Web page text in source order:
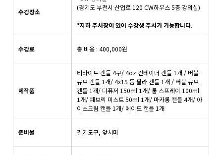
수강장소
(경기도 부천시 산업로 120 CW하우스 5층 강의실)
*지하 주차장이 있어 수강생 주차가 가능합니다.
수강료 총 비용 : 400,000원
제작품
티라이트 캔들 4구/ 4oz 컨테이너 캔들 1개 / 버블
큐브 캔들 1개/ 4x15 돔 필라 캔들 1개 / 버블 큐브
캔들 1개/ 디퓨저 150ml 1개/ 룸 스프레이 100ml
1개/ 패브릭 미스트 50ml 1개/ 마카롱 캔들 4개/ 아
이스크림 캔들 1개/ 에이드 캔들 1개
준비물 필기도구, 앞치마